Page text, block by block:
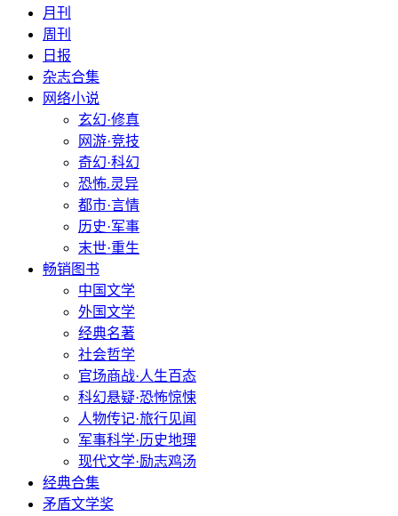
月刊
周刊
日报
杂志合集
网络小说
玄幻·修真
网游·竞技
奇幻·科幻
恐怖.灵异
都市·言情
历史·军事
末世·重生
畅销图书
中国文学
外国文学
经典名著
社会哲学
官场商战·人生百态
科幻悬疑·恐怖惊悚
人物传记·旅行见闻
军事科学·历史地理
现代文学·励志鸡汤
经典合集
矛盾文学奖